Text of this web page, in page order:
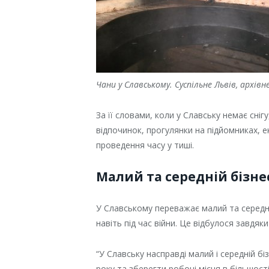
Чани у Славському. Суспільне Львів,
За її словами, коли у Славську немає
відпочинок, прогулянки на підйомниках,
проведення часу у тиші.
Малий та середній
У Славському переважає малий та
навіть під час війни. Це відбулося
“У Славську насправді малий і середній